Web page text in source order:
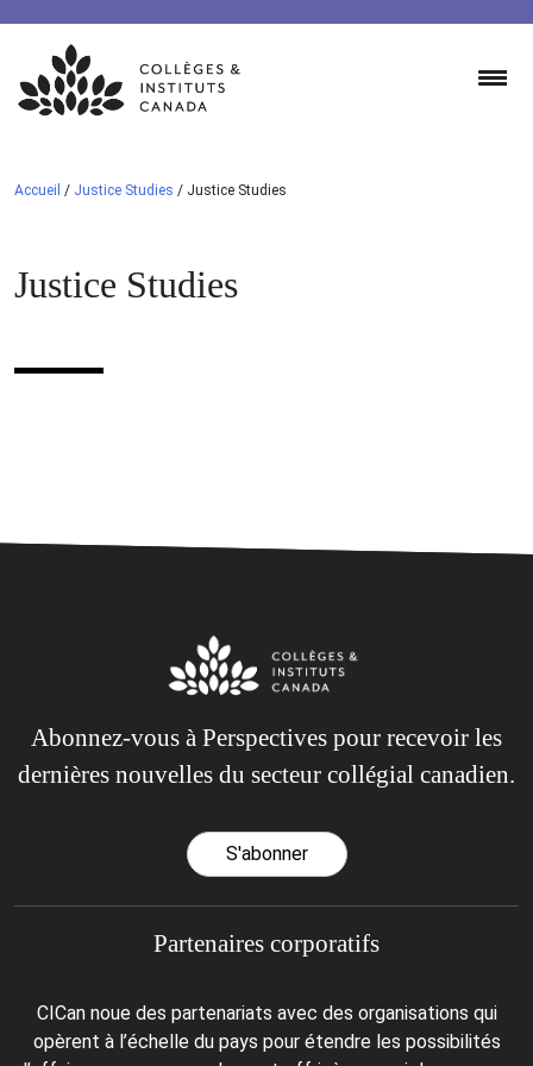
Skip
content
Accueil / Justice Studies / Justice Studies
Justice Studies
Abonnez-vous à Perspectives pour recevoir les
dernières nouvelles du secteur collégial canadien.
S'abonner
Partenaires corporatifs
CICan noue des partenariats avec des organisations qui
opèrent à l’échelle du pays pour étendre les possibilités